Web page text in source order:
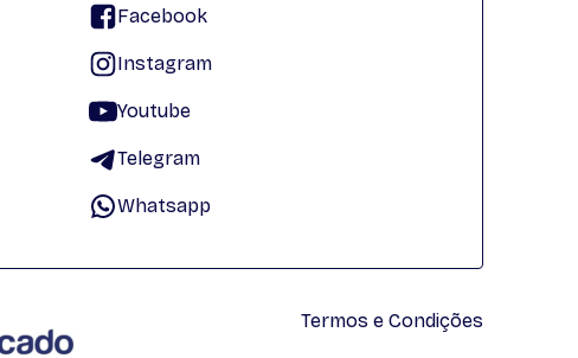
Facebook
Instagram
Youtube
Telegram
Whatsapp
Termos e Condições